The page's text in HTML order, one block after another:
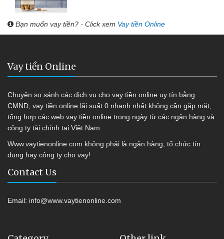
Bạn muốn vay tiền? - Click xem Vay tiền Online
Vay tiền Online
Chuyên so sánh các dịch vụ cho vay tiền online uy tín bằng
CMND, vay tiền online lãi suất 0 nhanh nhất không cần gặp mặt,
tổng hợp các web vay tiền online trong ngày từ các ngân hàng và
công ty tài chính tại Việt Nam
Www.vaytienonline.com không phải là ngân hàng, tổ chức tín
dụng hay công ty cho vay!
Contact Us
Email: info@www.vaytienonline.com